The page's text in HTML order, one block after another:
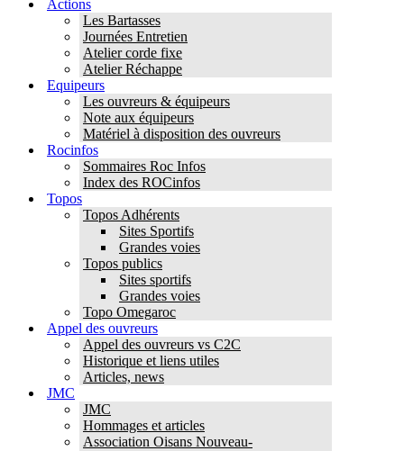
Actions
Les Bartasses
Journées Entretien
Atelier corde fixe
Atelier Réchappe
Equipeurs
Les ouvreurs & équipeurs
Note aux équipeurs
Matériel à disposition des ouvreurs
Rocinfos
Sommaires Roc Infos
Index des ROCinfos
Topos
Topos Adhérents
Sites Sportifs
Grandes voies
Topos publics
Sites sportifs
Grandes voies
Topo Omegaroc
Appel des ouvreurs
Appel des ouvreurs vs C2C
Historique et liens utiles
Articles, news
JMC
JMC
Hommages et articles
Association Oisans Nouveau-